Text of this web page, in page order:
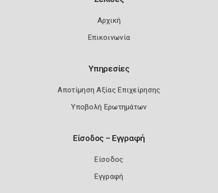
Αρχική
Επικοινωνία
Υπηρεσίες
Αποτίμηση Αξίας Επιχείρησης
Υποβολή Ερωτημάτων
Είσοδος – Εγγραφή
Είσοδος
Εγγραφή